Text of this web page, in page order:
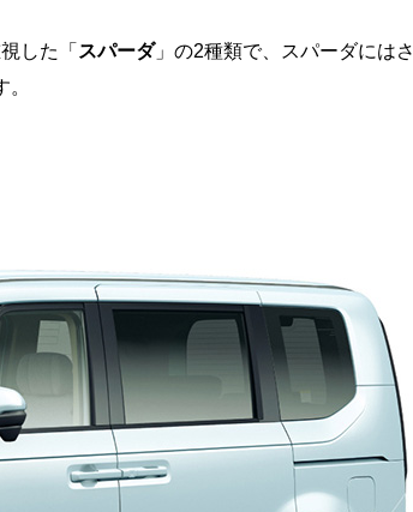
した「 スパーダ」の2種類で、スパーダにはさ